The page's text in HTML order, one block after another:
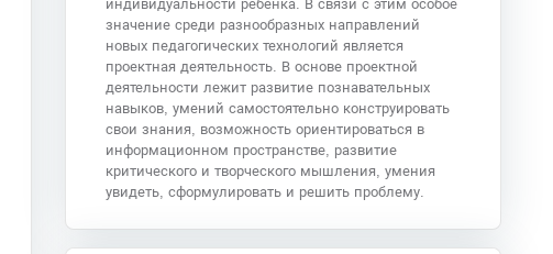
индивидуальности ребенка. В связи с этим особое
значение среди разнообразных направлений
новых педагогических технологий является
проектная деятельность. В основе проектной
деятельности лежит развитие познавательных
навыков, умений самостоятельно конструировать
свои знания, возможность ориентироваться в
информационном пространстве, развитие
критического и творческого мышления, умения
увидеть, сформулировать и решить проблему.